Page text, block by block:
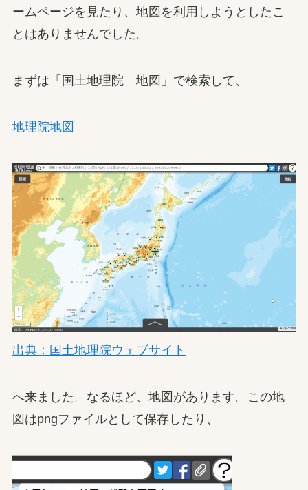
ームページを見たり、地図を利用しようとしたこ
とはありませんでした。
まずは「国土地理院 地図」で検索して、
地理院地図
出典：国土地理院ウェブサイト
へ来ました。なるほど、地図があります。この地
図はpngファイルとして保存したり、